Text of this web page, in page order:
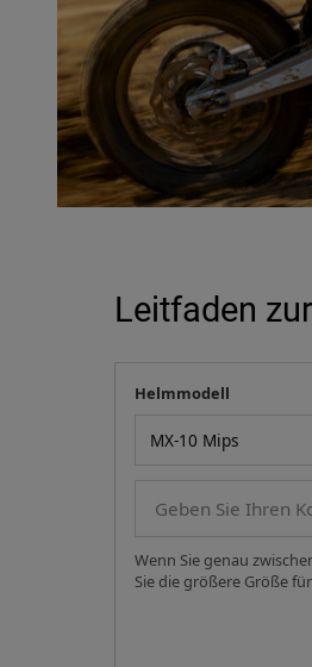
Leitfaden
Ihre
Helmmodell
Wenn Sie genau
Sie die größere Größe